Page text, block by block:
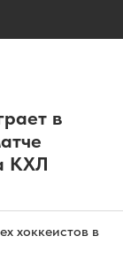
в
КХЛ
хоккеистов в